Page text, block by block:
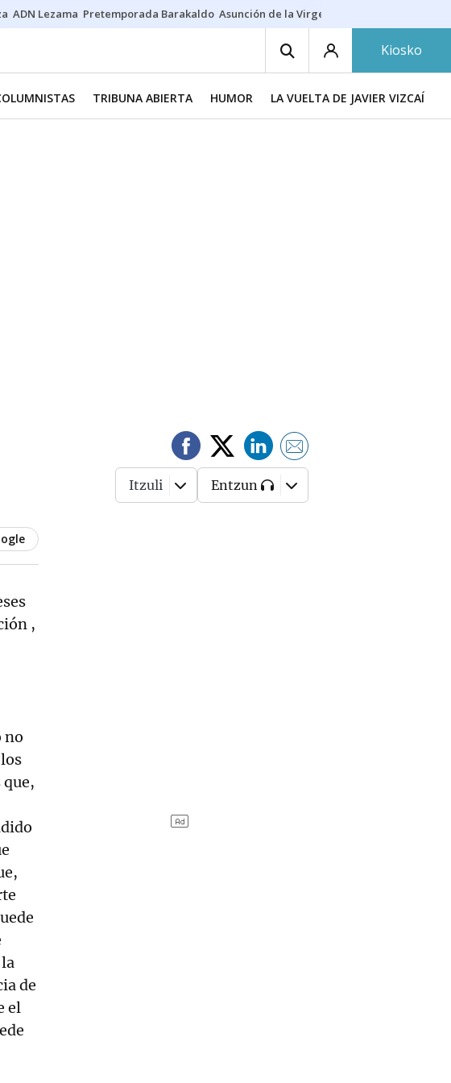
ADN Lezama Pretemporada Barakaldo Asunción de la Virgen
Kiosko
TRIBUNA ABIERTA HUMOR LA VUELTA DE JAVIER VIZCAÍNO
Itzuli Entzun
,
no
de
el